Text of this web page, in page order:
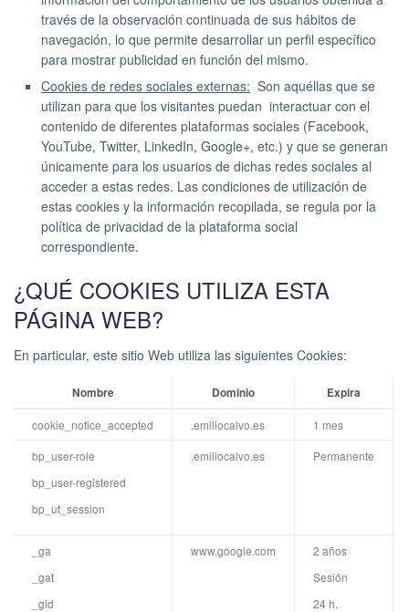
través de la observación continuada de sus hábitos de
navegación, lo que permite desarrollar un perfil específico
para mostrar publicidad en función del mismo.
Cookies de redes sociales externas: Son aquéllas que se
utilizan para que los visitantes puedan interactuar con el
contenido de diferentes plataformas sociales (Facebook,
YouTube, Twitter, LinkedIn, Google+, etc.) y que se generan
únicamente para los usuarios de dichas redes sociales al
acceder a estas redes. Las condiciones de utilización de
estas cookies y la información recopilada, se regula por la
política de privacidad de la plataforma social
correspondiente.
¿QUÉ COOKIES UTILIZA ESTA
PÁGINA WEB?
En particular, este sitio Web utiliza las siguientes Cookies:
Nombre Dominio Expira
cookie_notice_accepted .emiliocalvo.es
1 mes
bp_user-role
bp_user-registered
bp_ut_session
.emiliocalvo.es Permanente
_ga
_gat
_gid
www.google.com
2 años
Sesión
24 h.